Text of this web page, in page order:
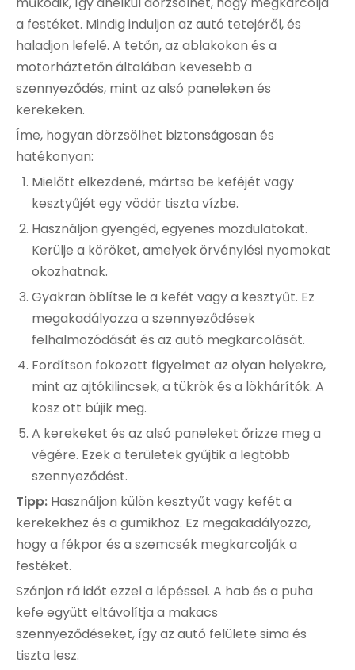
a festéket. Mindig induljon az autó tetejéről, és
haladjon lefelé. A tetőn, az ablakokon és a
motorháztetőn általában kevesebb a
szennyeződés, mint az alsó paneleken és
kerekeken.
Íme, hogyan dörzsölhet biztonságosan és
hatékonyan:
Mielőtt elkezdené, mártsa be keféjét vagy
kesztyűjét egy vödör tiszta vízbe.
Használjon gyengéd, egyenes mozdulatokat.
Kerülje a köröket, amelyek örvénylési nyomokat
okozhatnak.
Gyakran öblítse le a kefét vagy a kesztyűt. Ez
megakadályozza a szennyeződések
felhalmozódását és az autó megkarcolását.
Fordítson fokozott figyelmet az olyan helyekre,
mint az ajtókilincsek, a tükrök és a lökhárítók. A
kosz ott bújik meg.
A kerekeket és az alsó paneleket őrizze meg a
végére. Ezek a területek gyűjtik a legtöbb
szennyeződést.
Tipp: Használjon külön kesztyűt vagy kefét a
kerekekhez és a gumikhoz. Ez megakadályozza,
hogy a fékpor és a szemcsék megkarcolják a
festéket.
Szánjon rá időt ezzel a lépéssel. A hab és a puha
kefe együtt eltávolítja a makacs
szennyeződéseket, így az autó felülete sima és
tiszta lesz.